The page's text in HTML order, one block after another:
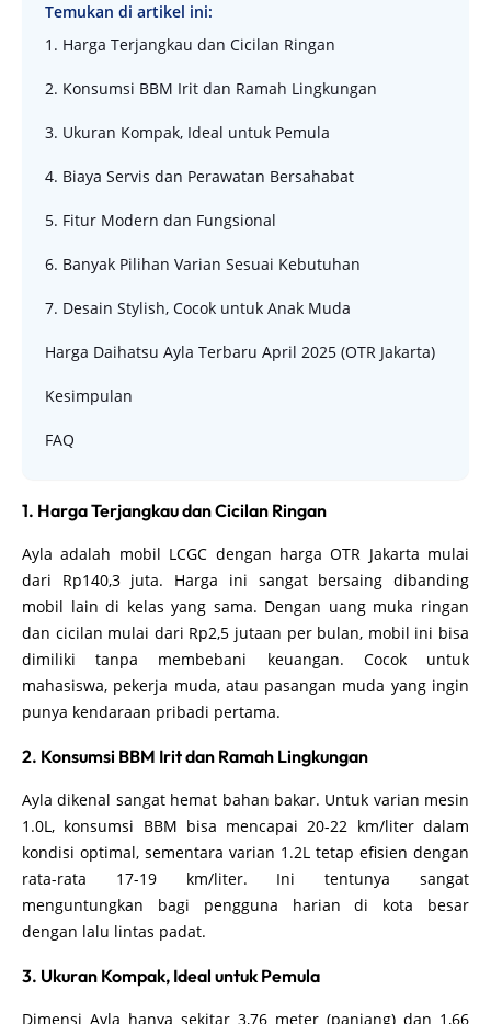
Temukan di artikel ini:
1. Harga Terjangkau dan Cicilan Ringan
2. Konsumsi BBM Irit dan Ramah Lingkungan
3. Ukuran Kompak, Ideal untuk Pemula
4. Biaya Servis dan Perawatan Bersahabat
5. Fitur Modern dan Fungsional
6. Banyak Pilihan Varian Sesuai Kebutuhan
7. Desain Stylish, Cocok untuk Anak Muda
Harga Daihatsu Ayla Terbaru April 2025 (OTR Jakarta)
Kesimpulan
FAQ
1. Harga Terjangkau dan Cicilan Ringan
Ayla adalah mobil LCGC dengan harga OTR Jakarta mulai
dari Rp140,3 juta. Harga ini sangat bersaing dibanding
mobil lain di kelas yang sama. Dengan uang muka ringan
dan cicilan mulai dari Rp2,5 jutaan per bulan, mobil ini bisa
dimiliki tanpa membebani keuangan. Cocok untuk
mahasiswa, pekerja muda, atau pasangan muda yang ingin
punya kendaraan pribadi pertama.
2. Konsumsi BBM Irit dan Ramah Lingkungan
Ayla dikenal sangat hemat bahan bakar. Untuk varian mesin
1.0L, konsumsi BBM bisa mencapai 20-22 km/liter dalam
kondisi optimal, sementara varian 1.2L tetap efisien dengan
rata-rata 17-19 km/liter. Ini tentunya sangat
menguntungkan bagi pengguna harian di kota besar
dengan lalu lintas padat.
3. Ukuran Kompak, Ideal untuk Pemula
Dimensi Ayla hanya sekitar 3,76 meter (panjang) dan 1,66